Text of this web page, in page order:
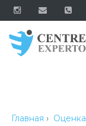
Главная › Оценка